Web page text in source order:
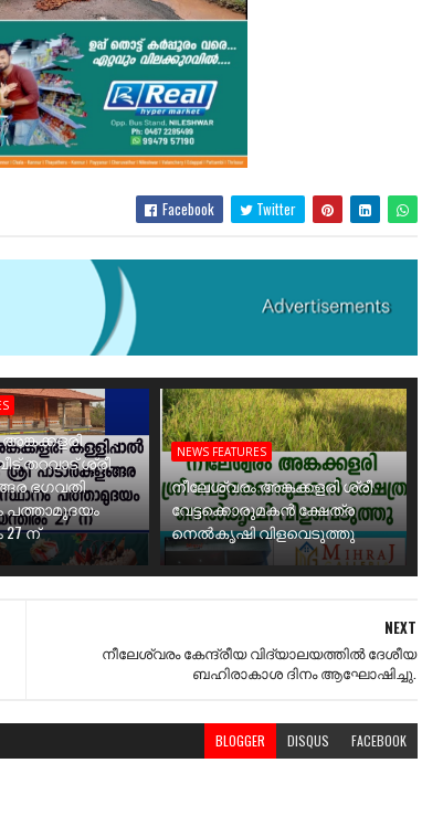
Facebook Twitter
തറവാട് ശ്രീ
ഭഗവതി
പത്താമുദയം
27 ന്
NEWS FEATURES
നീലേശ്വരം അങ്കക്കളരി ശ്രീ
വേട്ടക്കൊരുമകൻ ക്ഷേത്ര
നെൽകൃഷി വിളവെടുത്തു
NEXT
നീലേശ്വരം കേന്ദ്രീയ വിദ്യാലയത്തിൽ ദേശീയ
ബഹിരാകാശ ദിനം ആഘോഷിച്ചു.
BLOGGER DISQUS FACEBOOK